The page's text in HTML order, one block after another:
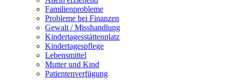
Familienprobleme
Probleme bei Finanzen
Gewalt / Misshandlung
Kindertagesstättenplatz
Kindertagespflege
Lebensmittel
Mutter und Kind
Patientenverfügung